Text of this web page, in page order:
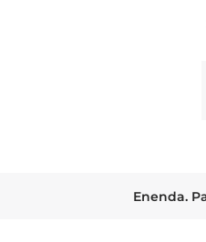
Enenda.